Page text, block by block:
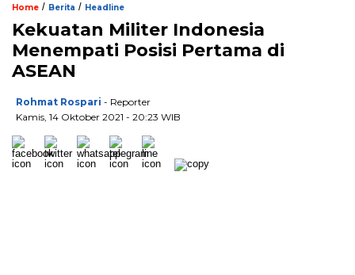
Home / Berita / Headline
Kekuatan Militer Indonesia
Menempati Posisi Pertama di
ASEAN
Rohmat Rospari - Reporter
Kamis, 14 Oktober 2021 - 20:23 WIB